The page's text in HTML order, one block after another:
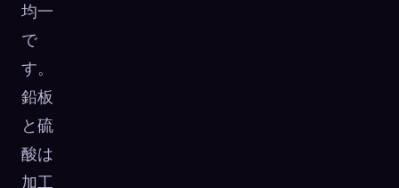
均一
で
す。
鉛板
と硫
酸は
加工